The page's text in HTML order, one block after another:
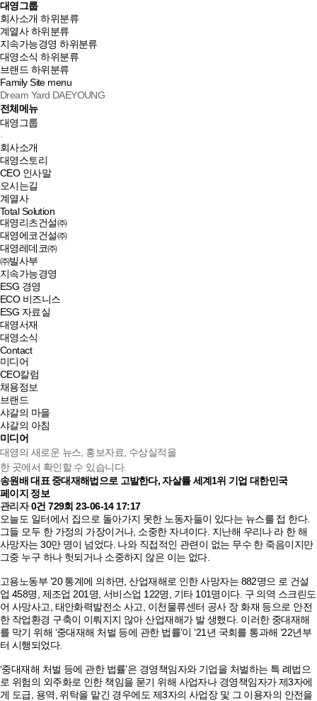
대영그룹
회사소개 하위분류
계열사 하위분류
지속가능경영 하위분류
대영소식 하위분류
브랜드 하위분류
Family Site menu
Dream Yard DAEYOUNG
전체메뉴
대영그룹
회사소개
대영스토리
CEO 인사말
오시는길
계열사
Total Solution
대영리츠건설㈜
대영에코건설㈜
대영레데코㈜
㈜빌사부
지속가능경영
ESG 경영
ECO 비즈니스
ESG 자료실
대영서재
대영소식
Contact
미디어
CEO칼럼
채용정보
브랜드
샤갈의 마을
샤갈의 아침
미디어
대영의 새로운 뉴스, 홍보자료, 수상실적을
한 곳에서 확인할 수 있습니다.
송원배 대표 중대재해법으로 고발한다, 자살률 세계1위 기업 대한민국
페이지 정보
관리자 0건 729회 23-06-14 17:17
오늘도 일터에서 집으로 돌아가지 못한 노동자들이 있다는 뉴스를 접 한다.
그들 모두 한 가정의 가장이거나, 소중한 자녀이다. 지난해 우리나 라 한 해
사망자는 30만 명이 넘었다. 나와 직접적인 관련이 없는 무수 한 죽음이지만
그중 누구 하나 헛되거나 소중하지 않은 이는 없다.
고용노동부 ’20 통계에 의하면, 산업재해로 인한 사망자는 882명으 로 건설
업 458명, 제조업 201명, 서비스업 122명, 기타 101명이다. 구 의역 스크린도
어 사망사고, 태안화력발전소 사고, 이천물류센터 공사 장 화재 등으로 안전
한 작업환경 구축이 이뤄지지 않아 산업재해가 발 생했다. 이러한 중대재해
를 막기 위해 ‘중대재해 처벌 등에 관한 법률’이 ’21년 국회를 통과해 ’22년부
터 시행되었다.
‘중대재해 처벌 등에 관한 법률’은 경영책임자와 기업을 처벌하는 특 례법으
로 위험의 외주화로 인한 책임을 묻기 위해 사업자나 경영책임자가 제3자에
게 도급, 용역, 위탁을 맡긴 경우에도 제3자의 사업장 및 그 이용자의 안전을